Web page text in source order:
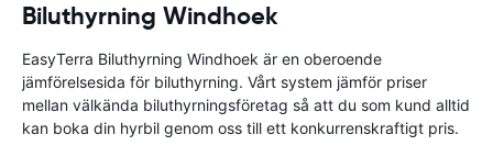
Biluthyrning Windhoek
EasyTerra Biluthyrning Windhoek är en oberoende
jämförelsesida för biluthyrning. Vårt system jämför priser
mellan välkända biluthyrningsföretag så att du som kund alltid
kan boka din hyrbil genom oss till ett konkurrenskraftigt pris.